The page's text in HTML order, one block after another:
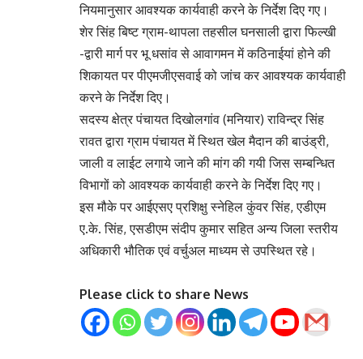
नियमानुसार आवश्यक कार्यवाही करने के निर्देश दिए गए।
शेर सिंह बिष्ट ग्राम-थापला तहसील घनसाली द्वारा फिल्खी
-द्वारी मार्ग पर भू धसांव से आवागमन में कठिनाईयां होने की
शिकायत पर पीएमजीएसवाई को जांच कर आवश्यक कार्यवाही
करने के निर्देश दिए।
सदस्य क्षेत्र पंचायत दिखोलगांव (मनियार) राविन्द्र सिंह
रावत द्वारा ग्राम पंचायत में स्थित खेल मैदान की बाउंड्री,
जाली व लाईट लगाये जाने की मांग की गयी जिस सम्बन्धित
विभागों को आवश्यक कार्यवाही करने के निर्देश दिए गए।
इस मौके पर आईएसए प्रशिक्षु स्नेहिल कुंवर सिंह, एडीएम
ए.के. सिंह, एसडीएम संदीप कुमार सहित अन्य जिला स्तरीय
अधिकारी भौतिक एवं वर्चुअल माध्यम से उपस्थित रहे।
Please click to share News